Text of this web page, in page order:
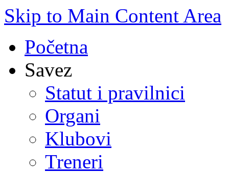
Skip to Main Content Area
Početna
Savez
Statut i pravilnici
Organi
Klubovi
Treneri